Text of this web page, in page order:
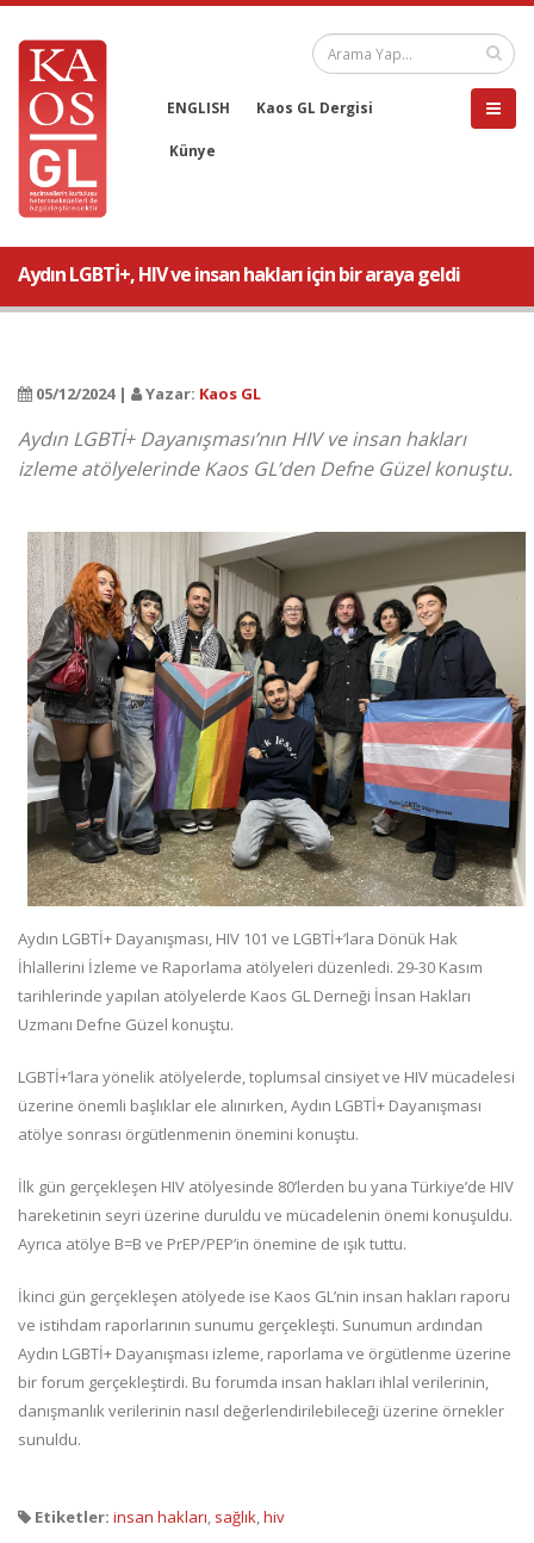
ENGLISH Kaos GL Dergisi
Künye
Aydın LGBTİ+, HIV ve insan hakları için bir araya geldi
05/12/2024 | Yazar: Kaos GL
Aydın LGBTİ+ Dayanışması’nın HIV ve insan hakları
izleme atölyelerinde Kaos GL’den Defne Güzel konuştu.
Aydın LGBTİ+ Dayanışması, HIV 101 ve LGBTİ+’lara Dönük Hak
İhlallerini İzleme ve Raporlama atölyeleri düzenledi. 29-30 Kasım
tarihlerinde yapılan atölyelerde Kaos GL Derneği İnsan Hakları
Uzmanı Defne Güzel konuştu.
LGBTİ+’lara yönelik atölyelerde, toplumsal cinsiyet ve HIV mücadelesi
üzerine önemli başlıklar ele alınırken, Aydın LGBTİ+ Dayanışması
atölye sonrası örgütlenmenin önemini konuştu.
İlk gün gerçekleşen HIV atölyesinde 80’lerden bu yana Türkiye’de HIV
hareketinin seyri üzerine duruldu ve mücadelenin önemi konuşuldu.
Ayrıca atölye B=B ve PrEP/PEP’in önemine de ışık tuttu.
İkinci gün gerçekleşen atölyede ise Kaos GL’nin insan hakları raporu
ve istihdam raporlarının sunumu gerçekleşti. Sunumun ardından
Aydın LGBTİ+ Dayanışması izleme, raporlama ve örgütlenme üzerine
bir forum gerçekleştirdi. Bu forumda insan hakları ihlal verilerinin,
danışmanlık verilerinin nasıl değerlendirilebileceği üzerine örnekler
sunuldu.
Etiketler: insan hakları sağlık hiv